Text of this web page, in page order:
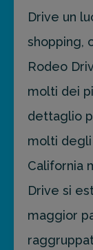
Drive un
shopping,
Rodeo
molti dei
dettaglio
molti
California
Drive si
maggior